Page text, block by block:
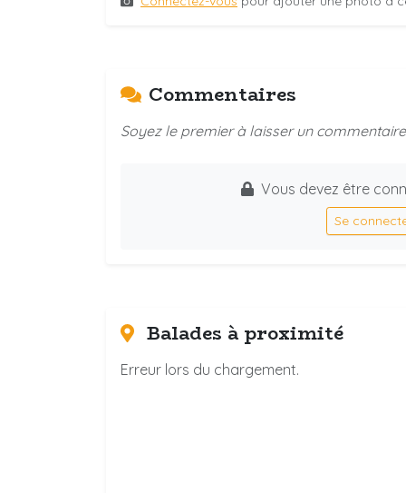
Commentaires
Soyez le premier à laisser un
Vous devez être
Se
Balades à proximité
Erreur lors du chargement.